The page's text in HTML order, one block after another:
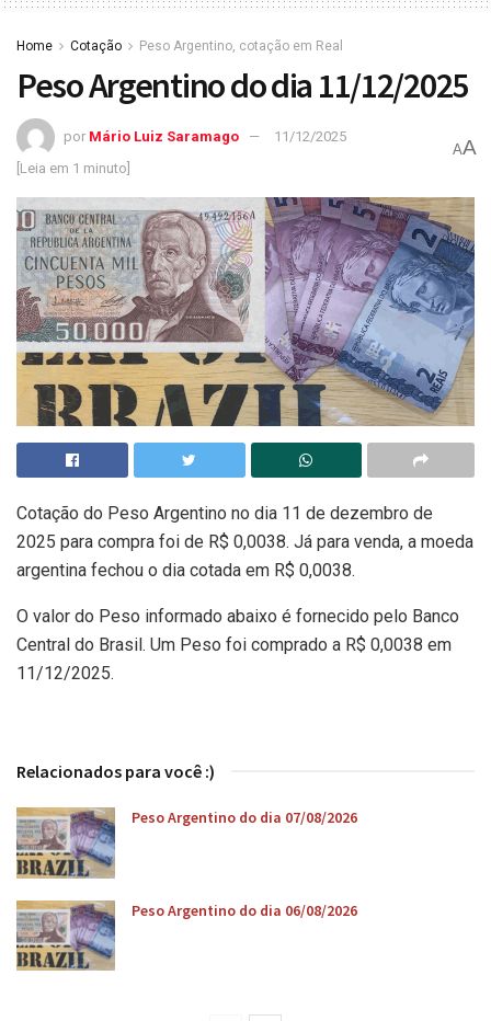
Home Cotação Peso Argentino, cotação em Real
Peso Argentino do dia 11/12/2025
por Mário Luiz Saramago
11/12/2025
[Leia em 1 minuto]
AA
Cotação do Peso Argentino no dia 11 de dezembro de
2025 para compra foi de R$ 0,0038. Já para venda, a moeda
argentina fechou o dia cotada em R$ 0,0038.
O valor do Peso informado abaixo é fornecido pelo Banco
Central do Brasil. Um Peso foi comprado a R$ 0,0038 em
11/12/2025.
Relacionados para você :)
Peso Argentino do dia 07/08/2026
Peso Argentino do dia 06/08/2026